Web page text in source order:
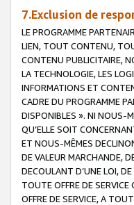
7.Exclusion de
LE PROGRAMME
LIEN, TOUT CONTENU,
CONTENU PUBLICITAIRE,
LA TECHNOLOGIE, LES
INFORMATIONS ET
CADRE DU PROGRAMME
DISPONIBLES ». NI NOUS-
QU’ELLE SOIT
ET NOUS-MÊMES
DE VALEUR MARCHANDE,
DECOULANT D’UNE LOI,
TOUTE OFFRE DE
OFFRE DE SERVICE, A